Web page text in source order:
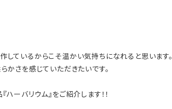
ているからこそ温かい気持ちになれると思います。
かさを感じていただきたいです。
ーバリウム』をご紹介します！！